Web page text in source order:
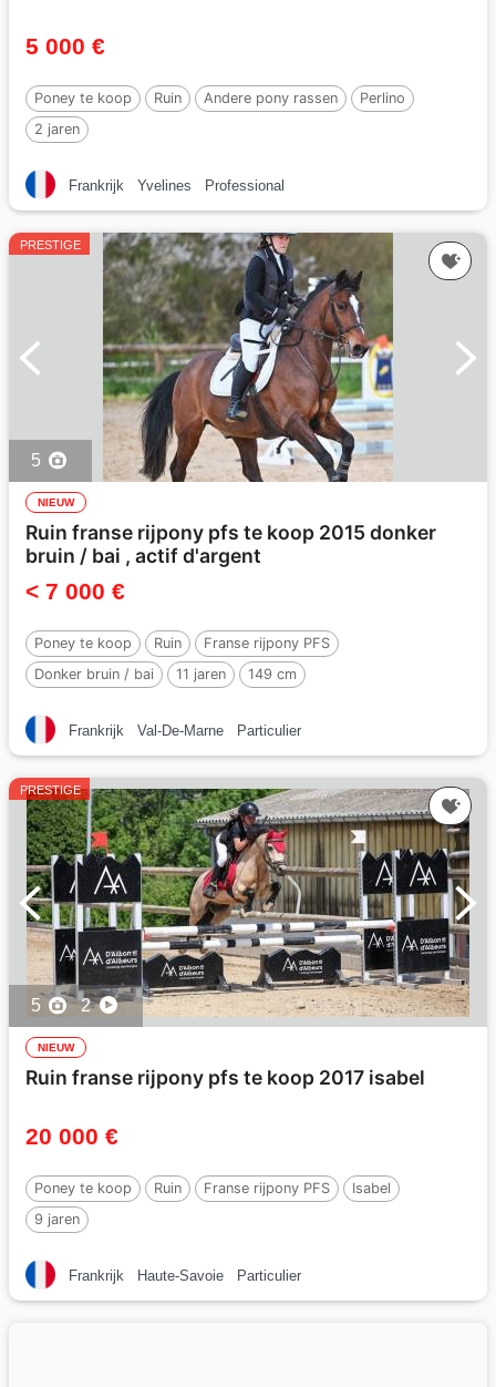
5 000 €
Poney te koop Ruin Andere pony rassen
Perlino
2 jaren
Frankrijk Yvelines Professional
PRESTIGE
5
NIEUW
Ruin franse rijpony pfs te koop 2015 donker
bruin / bai , actif d'argent
< 7 000 €
Poney te koop Ruin
Franse rijpony PFS
Donker bruin / bai
11 jaren
149 cm
Frankrijk
Val-De-Marne Particulier
PRESTIGE
5 2
NIEUW
Ruin franse rijpony pfs te koop 2017 isabel
20 000 €
Poney te koop Ruin Franse rijpony PFS
Isabel
9 jaren
Frankrijk Haute-Savoie Particulier